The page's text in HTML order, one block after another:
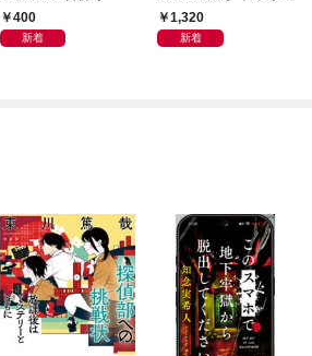
400
新着
集「続・『ぽみ』！？
どこでもトレイン・ベ
1,320
新着